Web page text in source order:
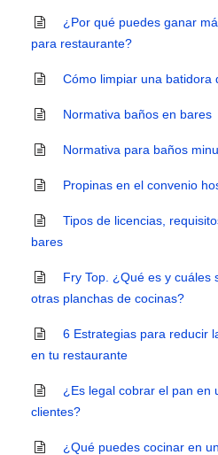
¿Por qué puedes ganar
para restaurante?
Cómo limpiar una batidora
Normativa baños en bares
Normativa para baños
Propinas en el convenio
Tipos de licencias,
bares
Fry Top. ¿Qué es y cuáles
otras planchas de cocinas?
6 Estrategias para reducir
en tu restaurante
¿Es legal cobrar el pan en
clientes?
¿Qué puedes cocinar en